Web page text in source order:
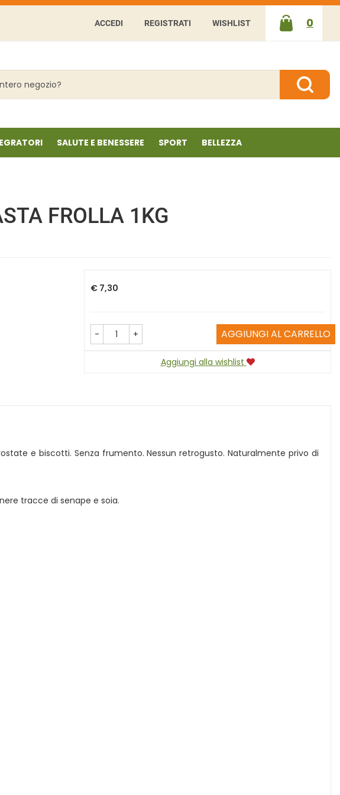
ACCEDI REGISTRATI WISHLIST 0
ARTICOLI
INSERITI
Cerca
SALUTE E BENESSERE SPORT BELLEZZA
FROLLA 1KG
Prezzo
€ 7,30
- + AGGIUNGI AL CARRELLO
Aggiungi alla wishlist
e biscotti. Senza frumento. Nessun retrogusto. Naturalmente privo di
tracce di senape e soia.